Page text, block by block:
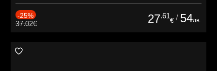
-25%
37.02€ 27.61
€ / 54лв.